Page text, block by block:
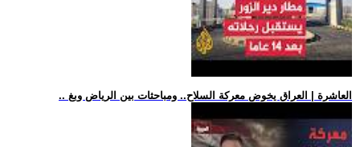
.. العاشرة | العراق يخوض معركة السلاح.. ومباحثات بين الرياض وبغ